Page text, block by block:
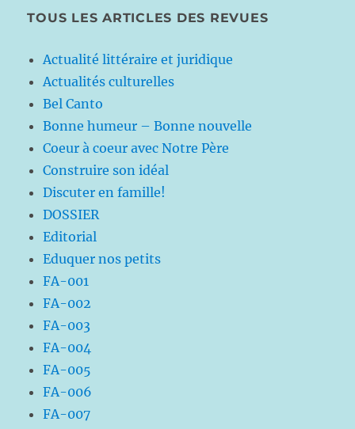
TOUS LES ARTICLES DES REVUES
Actualité littéraire et juridique
Actualités culturelles
Bel Canto
Bonne humeur – Bonne nouvelle
Coeur à coeur avec Notre Père
Construire son idéal
Discuter en famille!
DOSSIER
Editorial
Eduquer nos petits
FA-001
FA-002
FA-003
FA-004
FA-005
FA-006
FA-007